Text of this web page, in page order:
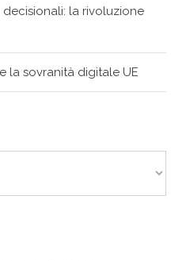
la sovranità digitale UE
la causa con la